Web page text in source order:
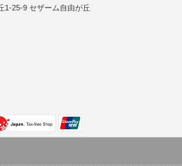
25-9 セザーム自由が丘